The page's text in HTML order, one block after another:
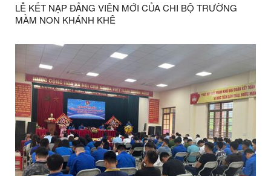
LỄ KẾT NẠP ĐẢNG VIÊN MỚI CỦA CHI BỘ TRƯỜNG
MẦM NON KHÁNH KHÊ